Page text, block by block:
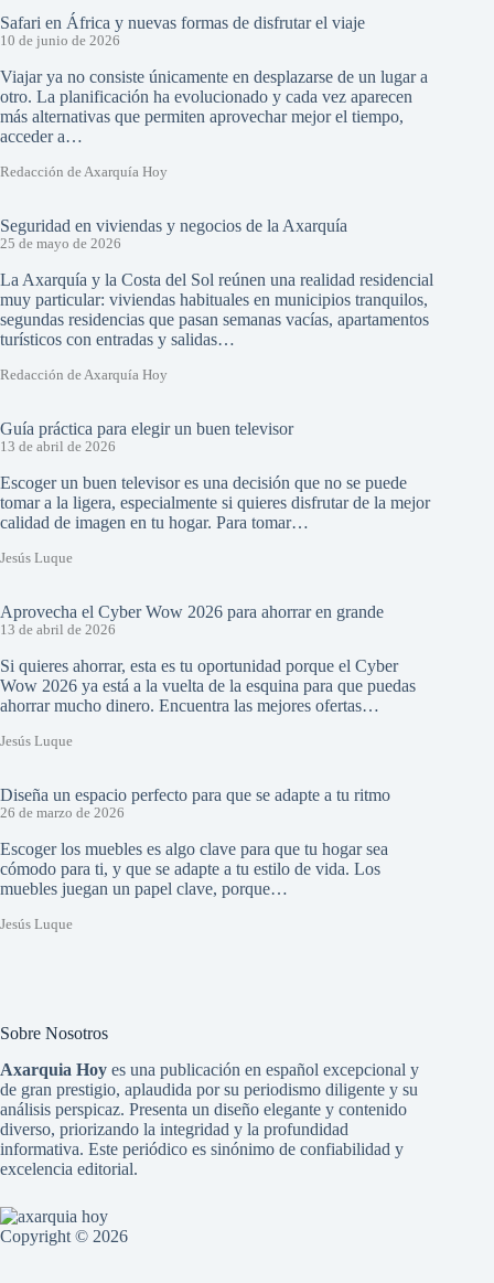
Safari en África y nuevas formas de disfrutar el viaje
10 de junio de 2026
Viajar ya no consiste únicamente en desplazarse de un lugar a
otro. La planificación ha evolucionado y cada vez aparecen
más alternativas que permiten aprovechar mejor el tiempo,
acceder a…
Redacción de Axarquía Hoy
Seguridad en viviendas y negocios de la Axarquía
25 de mayo de 2026
La Axarquía y la Costa del Sol reúnen una realidad residencial
muy particular: viviendas habituales en municipios tranquilos,
segundas residencias que pasan semanas vacías, apartamentos
turísticos con entradas y salidas…
Redacción de Axarquía Hoy
Guía práctica para elegir un buen televisor
13 de abril de 2026
Escoger un buen televisor es una decisión que no se puede
tomar a la ligera, especialmente si quieres disfrutar de la mejor
calidad de imagen en tu hogar. Para tomar…
Jesús Luque
Aprovecha el Cyber Wow 2026 para ahorrar en grande
13 de abril de 2026
Si quieres ahorrar, esta es tu oportunidad porque el Cyber
Wow 2026 ya está a la vuelta de la esquina para que puedas
ahorrar mucho dinero. Encuentra las mejores ofertas…
Jesús Luque
Diseña un espacio perfecto para que se adapte a tu ritmo
26 de marzo de 2026
Escoger los muebles es algo clave para que tu hogar sea
cómodo para ti, y que se adapte a tu estilo de vida. Los
muebles juegan un papel clave, porque…
Jesús Luque
Sobre Nosotros
Axarquia Hoy es una publicación en español excepcional y
de gran prestigio, aplaudida por su periodismo diligente y su
análisis perspicaz. Presenta un diseño elegante y contenido
diverso, priorizando la integridad y la profundidad
informativa. Este periódico es sinónimo de confiabilidad y
excelencia editorial.
Copyright © 2026